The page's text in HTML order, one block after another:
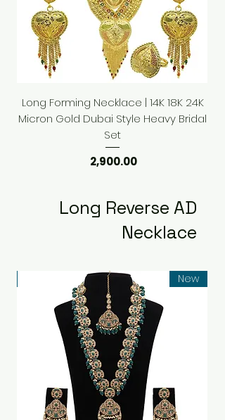
Long Forming Necklace | 14K 18K 24K
Micron Gold Dubai Style Heavy Bridal
Set
السعر
Long Reverse AD
Necklace
New